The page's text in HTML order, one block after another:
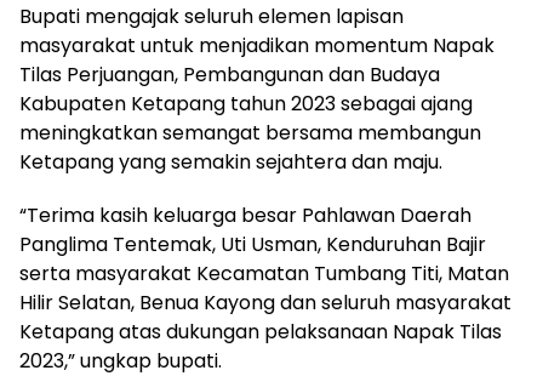
Bupati mengajak seluruh elemen lapisan
masyarakat untuk menjadikan momentum Napak
Tilas Perjuangan, Pembangunan dan Budaya
Kabupaten Ketapang tahun 2023 sebagai ajang
meningkatkan semangat bersama membangun
Ketapang yang semakin sejahtera dan maju.
“Terima kasih keluarga besar Pahlawan Daerah
Panglima Tentemak, Uti Usman, Kenduruhan Bajir
serta masyarakat Kecamatan Tumbang Titi, Matan
Hilir Selatan, Benua Kayong dan seluruh masyarakat
Ketapang atas dukungan pelaksanaan Napak Tilas
2023,” ungkap bupati.